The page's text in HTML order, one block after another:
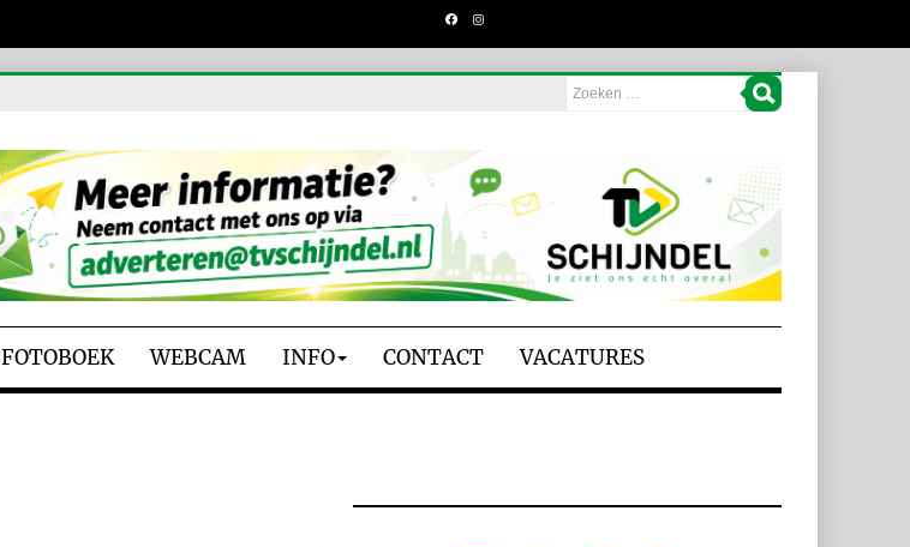
FOTOBOEK WEBCAM INFO CONTACT VACATURES